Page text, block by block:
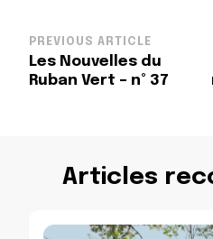
Post
Navigation
PREVIOUS ARTICLE
Les Nouvelles du
Ruban Vert – n° 37
Articles